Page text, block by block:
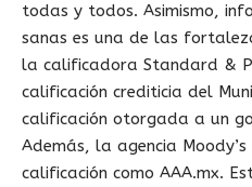
todas y todos. Asimismo,
sanas es una de las
la calificadora Standard &
calificación crediticia del
calificación otorgada a un
Además, la agencia
calificación como AAA.mx.